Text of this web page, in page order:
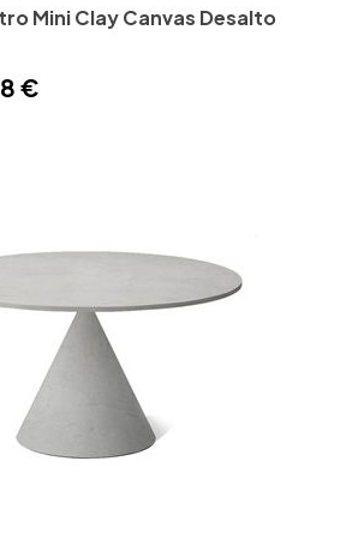
Mini Clay Canvas Desalto
€